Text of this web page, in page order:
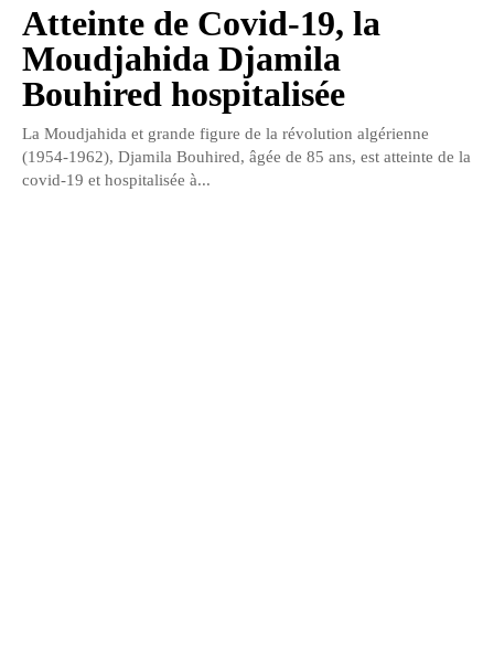
Atteinte de Covid-19, la
Moudjahida Djamila
Bouhired hospitalisée
La Moudjahida et grande figure de la révolution algérienne
(1954-1962), Djamila Bouhired, âgée de 85 ans, est atteinte de la
covid-19 et hospitalisée à...